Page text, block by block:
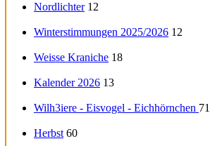
Nordlichter 12
Winterstimmungen 2025/2026 12
Weisse Kraniche 18
Kalender 2026 13
Wilh3iere - Eisvogel - Eichhörnchen 71
Herbst 60